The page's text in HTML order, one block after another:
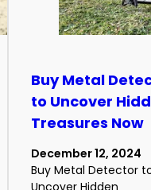
Buy Metal
to Uncover
Treasures Now
December 12, 2024
Buy Metal Detector